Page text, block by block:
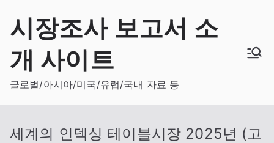
content
시장조사 보고서 소
개 사이트
글로벌/아시아/미국/유럽/국내 자료 등
세계의 인덱싱 테이블시장 2025년 (고